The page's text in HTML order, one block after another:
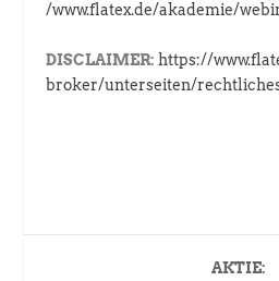
/www.flatex.de/akademie/
DISCLAIMER: https://
broker/unterseiten/
AKTIE: